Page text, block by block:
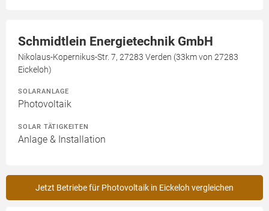
Schmidtlein Energietechnik GmbH
Nikolaus-Kopernikus-Str. 7, 27283 Verden (33km von 27283
Eickeloh)
SOLARANLAGE
Photovoltaik
SOLAR TÄTIGKEITEN
Anlage & Installation
Jetzt Betriebe für Photovoltaik in Eickeloh vergleichen